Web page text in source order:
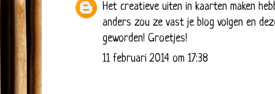
Het creatieve uiten in kaarten maken
anders zou ze vast je blog volgen en
geworden! Groetjes!
11 februari 2014 om 17:38